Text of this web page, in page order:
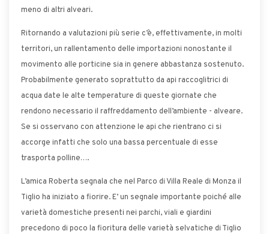
meno di altri alveari.
Ritornando a valutazioni più serie c’è, effettivamente, in molti
territori, un rallentamento delle importazioni nonostante il
movimento alle porticine sia in genere abbastanza sostenuto.
Probabilmente generato soprattutto da api raccoglitrici di
acqua date le alte temperature di queste giornate che
rendono necessario il raffreddamento dell’ambiente - alveare.
Se si osservano con attenzione le api che rientrano ci si
accorge infatti che solo una bassa percentuale di esse
trasporta polline….
L’amica Roberta segnala che nel Parco di Villa Reale di Monza il
Tiglio ha iniziato a fiorire. E’ un segnale importante poiché alle
varietà domestiche presenti nei parchi, viali e giardini
precedono di poco la fioritura delle varietà selvatiche di Tiglio